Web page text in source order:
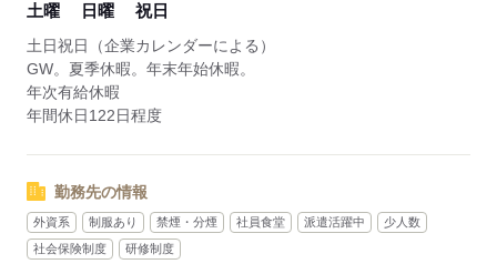
土曜 日曜 祝日
土日祝日（企業カレンダーによる）
GW。夏季休暇。年末年始休暇。
年次有給休暇
年間休日122日程度
勤務先の情報
外資系 制服あり 禁煙・分煙 社員食堂 派遣活躍中
少人数
社会保険制度
研修制度